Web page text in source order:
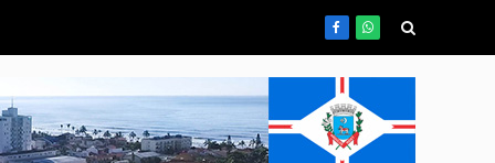
FacebookWhatsApp